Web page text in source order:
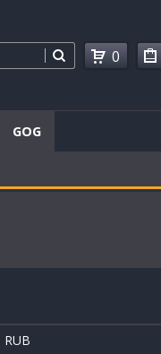
0
GOG
RUB